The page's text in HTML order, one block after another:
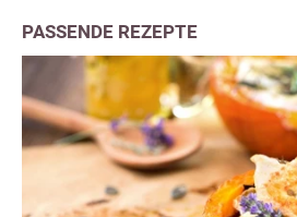
PASSENDE REZEPTE